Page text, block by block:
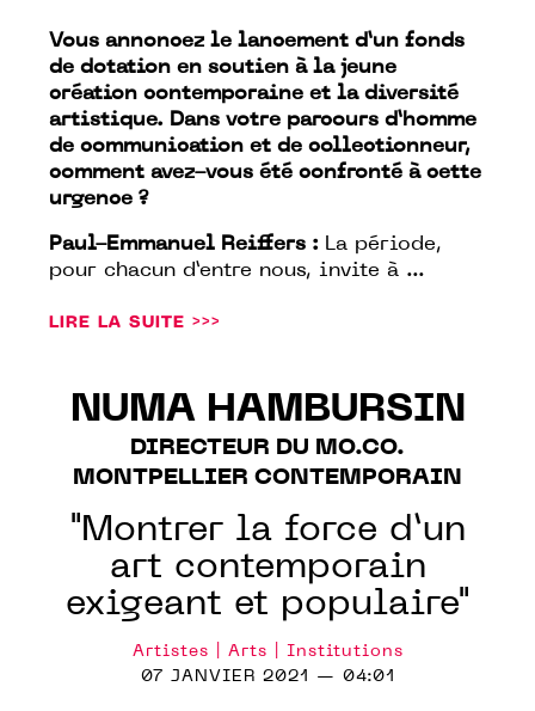
Vous annoncez le lancement d’un fonds
de dotation en soutien à la jeune
création contemporaine et la diversité
artistique. Dans votre parcours d’homme
de communication et de collectionneur,
comment avez-vous été confronté à cette
urgence ?
Paul-Emmanuel Reiffers : La période,
pour chacun d’entre nous, invite à ...
LIRE LA SUITE >>>
NUMA HAMBURSIN
DIRECTEUR DU MO.CO.
MONTPELLIER CONTEMPORAIN
"Montrer la force d’un
art contemporain
exigeant et populaire"
Artistes | Arts | Institutions
07 JANVIER 2021 — 04:01